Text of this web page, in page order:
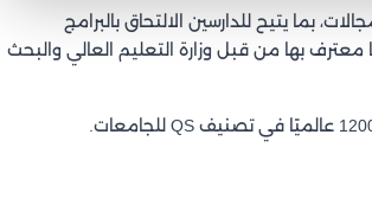
بما يتيح للدارسين الالتحاق بالبرامج
معترف بها من قبل وزارة التعليم العالي والبحث